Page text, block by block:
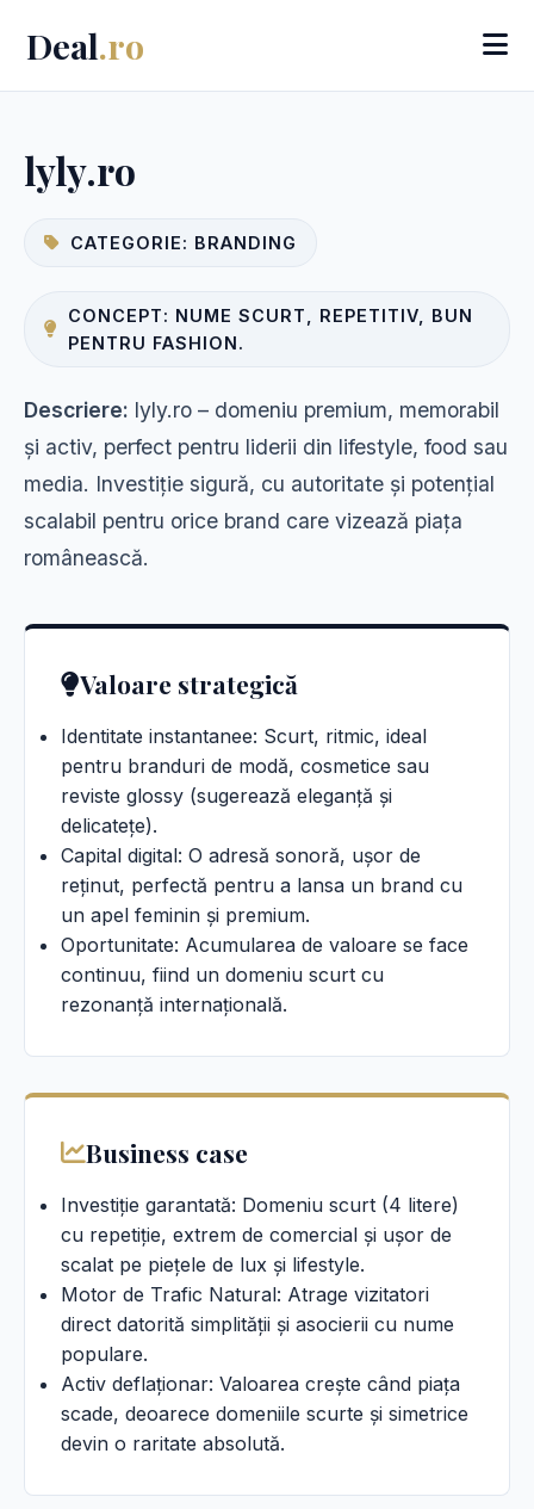
Deal.ro
lyly.ro
CATEGORIE: BRANDING
CONCEPT: NUME SCURT, REPETITIV, BUN
PENTRU FASHION.
Descriere: lyly.ro – domeniu premium, memorabil
și activ, perfect pentru liderii din lifestyle, food sau
media. Investiție sigură, cu autoritate și potențial
scalabil pentru orice brand care vizează piața
românească.
Valoare strategică
Identitate instantanee: Scurt, ritmic, ideal
pentru branduri de modă, cosmetice sau
reviste glossy (sugerează eleganță și
delicatețe).
Capital digital: O adresă sonoră, ușor de
reținut, perfectă pentru a lansa un brand cu
un apel feminin și premium.
Oportunitate: Acumularea de valoare se face
continuu, fiind un domeniu scurt cu
rezonanță internațională.
Business case
Investiție garantată: Domeniu scurt (4 litere)
cu repetiție, extrem de comercial și ușor de
scalat pe piețele de lux și lifestyle.
Motor de Trafic Natural: Atrage vizitatori
direct datorită simplității și asocierii cu nume
populare.
Activ deflaționar: Valoarea crește când piața
scade, deoarece domeniile scurte și simetrice
devin o raritate absolută.